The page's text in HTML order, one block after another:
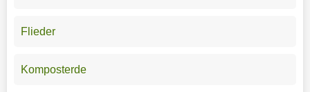
Flieder
Komposterde